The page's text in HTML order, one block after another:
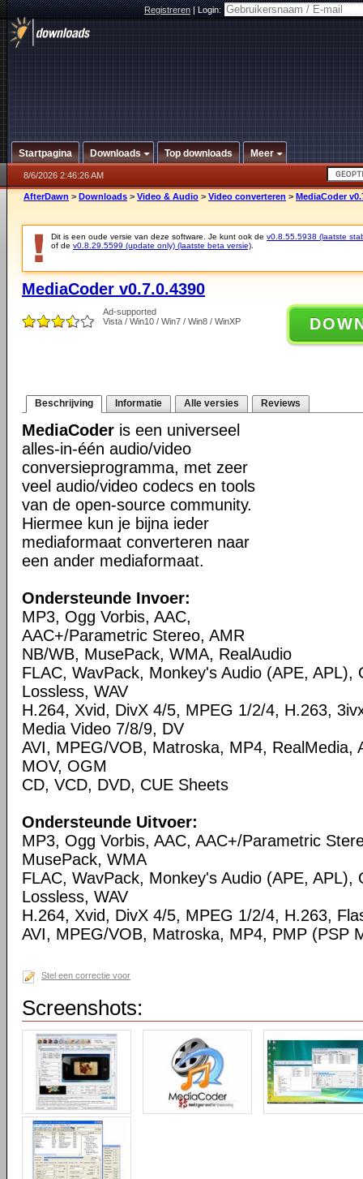
Registreren|Login:
Startpagina Downloads Top downloads Meer
8/6/2026 2:46:26 AM
AfterDawn > Downloads > Video & Audio > Video converteren > MediaCoder
Dit is een oude versie van deze software. Je kunt ook de v0.8.55.5938 (laatste
of de v0.8.29.5599 (update only) (laatste beta versie)
MediaCoder v0.7.0.4390
Ad-supported
Vista / Win10 / Win7 / Win8 / WinXP
Beschrijving Informatie Alle versies Reviews
MediaCoder is een universeel
alles-in-één audio/video
conversieprogramma, met zeer
veel audio/video codecs en tools
van de open-source community.
Hiermee kun je bijna ieder
mediaformaat converteren naar
een ander mediaformaat.
Ondersteunde Invoer:
MP3, Ogg Vorbis, AAC,
AAC+/Parametric Stereo, AMR
NB/WB, MusePack, WMA, RealAudio
FLAC, WavPack, Monkey's Audio (APE, APL),
Lossless, WAV
H.264, Xvid, DivX 4/5, MPEG 1/2/4, H.263,
Media Video 7/8/9, DV
AVI, MPEG/VOB, Matroska, MP4, RealMedia,
MOV, OGM
CD, VCD, DVD, CUE Sheets
Ondersteunde Uitvoer:
MP3, Ogg Vorbis, AAC, AAC+/Parametric
MusePack, WMA
FLAC, WavPack, Monkey's Audio (APE, APL),
Lossless, WAV
H.264, Xvid, DivX 4/5, MPEG 1/2/4, H.263,
AVI, MPEG/VOB, Matroska, MP4, PMP (PSP
Stel een correctie voor
Screenshots: